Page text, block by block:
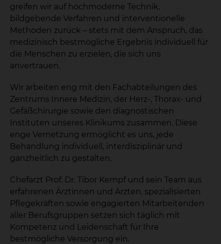
greifen wir auf hochmoderne Technik,
bildgebende Verfahren und interventionelle
Methoden zurück – stets mit dem Anspruch, das
medizinisch bestmögliche Ergebnis individuell für
die Menschen zu erzielen, die sich uns
anvertrauen.
Wir arbeiten eng mit den Fachabteilungen des
Zentrums Innere Medizin, der Herz-, Thorax- und
Gefäßchirurgie sowie den diagnostischen
Instituten unseres Klinikums zusammen. Diese
enge Vernetzung ermöglicht es uns, jede
Behandlung individuell, interdisziplinär und
ganzheitlich zu gestalten.
Chefarzt Prof. Dr. Tibor Kempf und sein Team aus
erfahrenen Ärztinnen und Ärzten, spezialisierten
Pflegekräften sowie engagierten Mitarbeitenden
aller Berufsgruppen setzen sich täglich mit
Kompetenz und Leidenschaft für Ihre
bestmögliche Versorgung ein.